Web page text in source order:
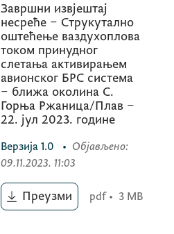
Завршни извјештај
несреће – Струкутално
оштећење ваздухоплова
током принудног
слетања активирањем
авионског БРС система
– ближа околина С.
Горња Ржаница/Плав –
22. јул 2023. године
Верзија 1.0 • Објављено:
09.11.2023. 11:03
Преузми pdf • 3 MB